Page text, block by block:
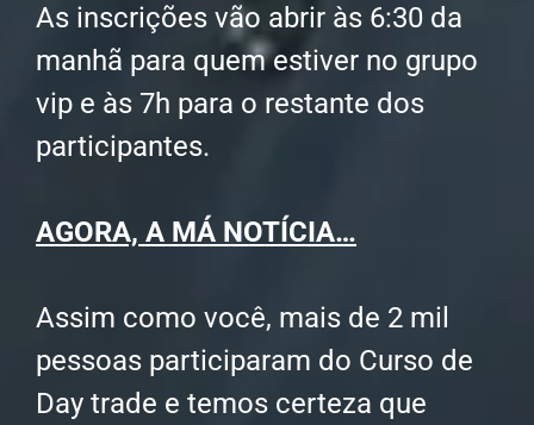
As inscrições vão abrir às 6:30 da
manhã para quem estiver no grupo
vip e às 7h para o restante dos
participantes.
AGORA, A MÁ NOTÍCIA…
Assim como você, mais de 2 mil
pessoas participaram do Curso de
Day trade e temos certeza que